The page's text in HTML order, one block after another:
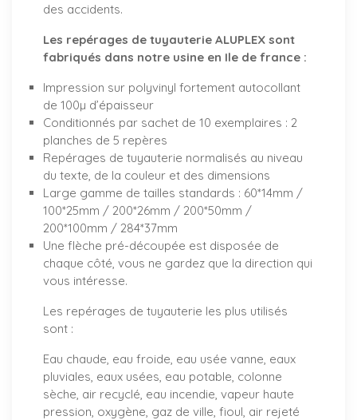
des accidents.
Les repérages de tuyauterie ALUPLEX sont
fabriqués dans notre usine en Ile de france :
Impression sur polyvinyl fortement autocollant
de 100µ d’épaisseur
Conditionnés par sachet de 10 exemplaires : 2
planches de 5 repères
Repérages de tuyauterie normalisés au niveau
du texte, de la couleur et des dimensions
Large gamme de tailles standards : 60*14mm /
100*25mm / 200*26mm / 200*50mm /
200*100mm / 284*37mm
Une flèche pré-découpée est disposée de
chaque côté, vous ne gardez que la direction qui
vous intéresse.
Les repérages de tuyauterie les plus utilisés
sont :
Eau chaude, eau froide, eau usée vanne, eaux
pluviales, eaux usées, eau potable, colonne
sèche, air recyclé, eau incendie, vapeur haute
pression, oxygène, gaz de ville, fioul, air rejeté